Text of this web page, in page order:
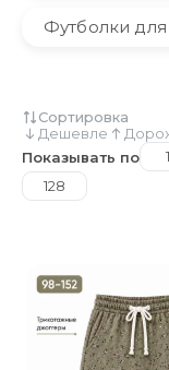
Футболки
Сортировка
Дешевле
Показывать по
128